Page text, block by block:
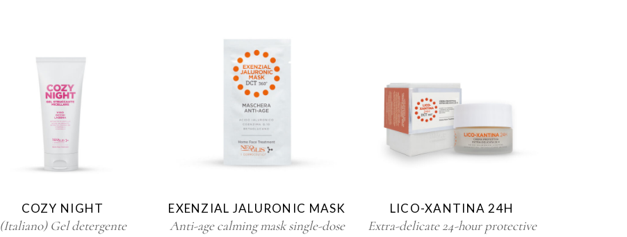
COZY NIGHT
(Italiano) Gel detergente
EXENZIAL JALURONIC MASK
Anti-age calming mask single-dose
LICO-XANTINA 24H
Extra-delicate 24-hour protective